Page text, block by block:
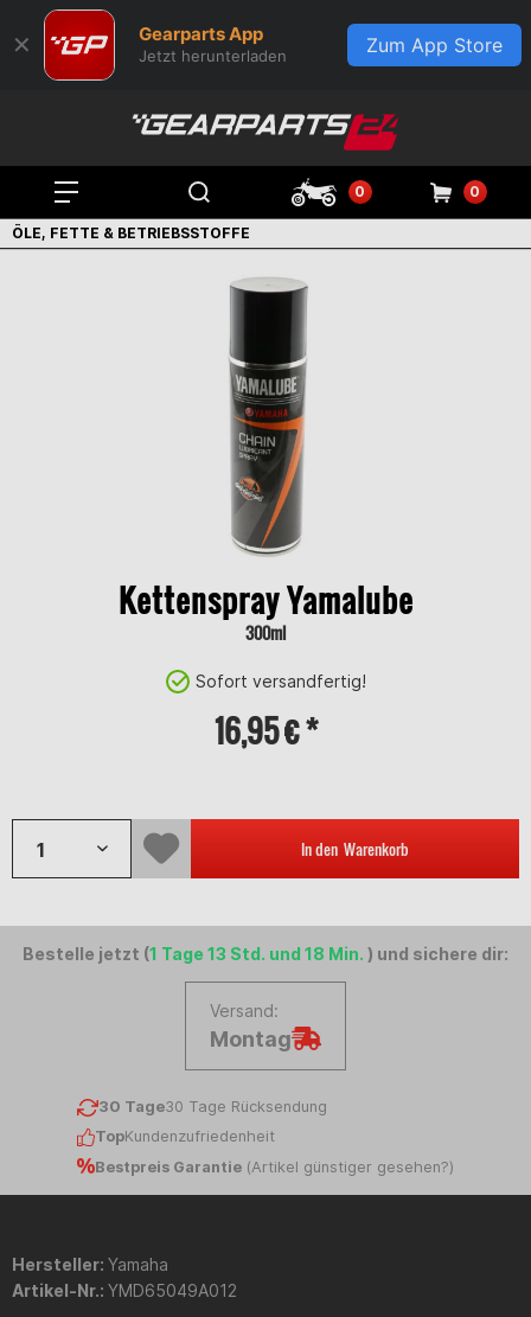
✕ Gearparts App
Jetzt herunterladen Zum App Store
0 0
ÖLE, FETTE & BETRIEBSSTOFFE
Kettenspray Yamalube
300ml
Sofort versandfertig!
16,95 € *
In den Warenkorb
Bestelle jetzt (1 Tage 13 Std. und 18 Min. ) und sichere dir:
Versand:
Montag
30 Tage30 Tage Rücksendung
TopKundenzufriedenheit
Bestpreis Garantie (Artikel günstiger gesehen?)
Hersteller: Yamaha
Artikel-Nr.: YMD65049A012